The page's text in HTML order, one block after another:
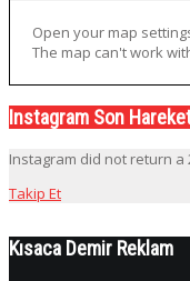
Open your map
The map can't work
Instagram Son
Instagram did not return a
Takip Et
Kısaca Demir Reklam